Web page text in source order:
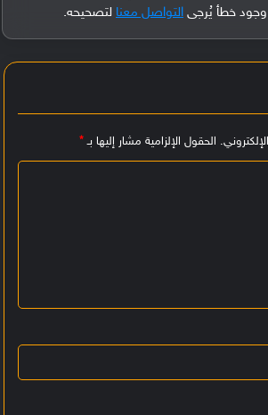
التواصل معنا لتصحيحه.
الحقول الإلزامية مشار إليها بـ*